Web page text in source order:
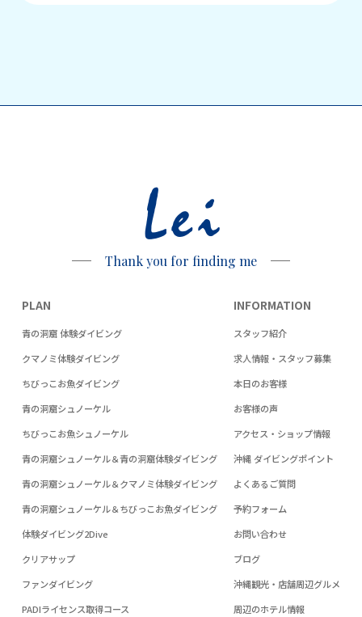
Lei
Thank you for finding me
PLAN
青の洞窟 体験ダイビング
クマノミ体験ダイビング
ちびっこお魚ダイビング
青の洞窟シュノーケル
ちびっこお魚シュノーケル
青の洞窟シュノーケル＆青の洞窟体験ダイビング
青の洞窟シュノーケル＆クマノミ体験ダイビング
青の洞窟シュノーケル＆ちびっこお魚ダイビング
体験ダイビング2Dive
クリアサップ
ファンダイビング
PADIライセンス取得コース
INFORMATION
スタッフ紹介
求人情報・スタッフ募集
本日のお客様
お客様の声
アクセス・ショップ情報
沖縄 ダイビングポイント
よくあるご質問
予約フォーム
お問い合わせ
ブログ
沖縄観光・店舗周辺グルメ
周辺のホテル情報